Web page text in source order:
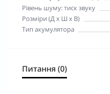
Рівень шуму: тиск звуку
Розміри (Д х Ш х В)
Тип акумулятора
Питання (0)